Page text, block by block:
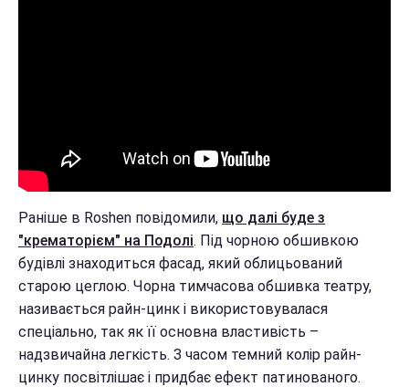
Раніше в Roshen повідомили, що далі буде з
"крематорієм" на Подолі. Під чорною обшивкою
будівлі знаходиться фасад, який облицьований
старою цеглою. Чорна тимчасова обшивка театру,
називається райн-цинк і використовувалася
спеціально, так як її основна властивість –
надзвичайна легкість. З часом темний колір райн-
цинку посвітлішає і придбає ефект патинованого.